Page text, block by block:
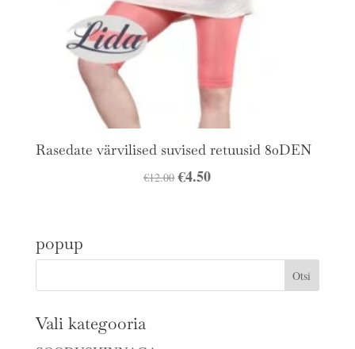
Rasedate värvilised suvised retuusid 80DEN
€12.00 Algne
€4.50Praegune
popup
Vali kategooria